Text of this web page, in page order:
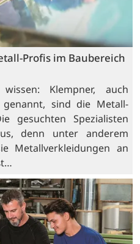
Profis im Baubereich
Klempner, auch
genannt, sind die Metall-
gesuchten Spezialisten
denn unter anderem
Metallverkleidungen an